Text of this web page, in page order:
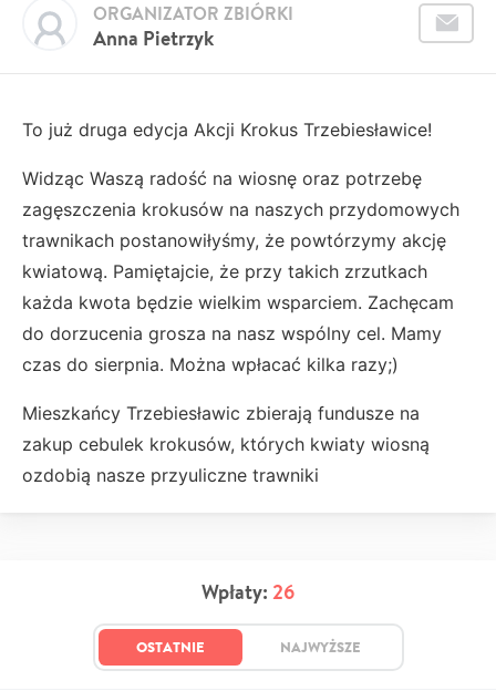
Anna Pietrzyk
ORGANIZATOR ZBIÓRKI
To już druga edycja Akcji Krokus Trzebiesławice!
Widząc Waszą radość na wiosnę oraz potrzebę
zagęszczenia krokusów na naszych przydomowych
trawnikach postanowiłyśmy, że powtórzymy akcję
kwiatową. Pamiętajcie, że przy takich zrzutkach
każda kwota będzie wielkim wsparciem. Zachęcam
do dorzucenia grosza na nasz wspólny cel. Mamy
czas do sierpnia. Można wpłacać kilka razy;)
Mieszkańcy Trzebiesławic zbierają fundusze na
zakup cebulek krokusów, których kwiaty wiosną
ozdobią nasze przyuliczne trawniki
Wpłaty: 26
OSTATNIE NAJWYŻSZE